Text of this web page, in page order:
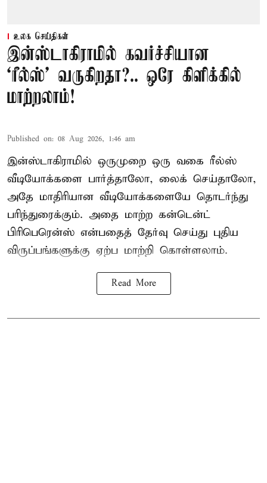
உலக செய்திகள்
இன்ஸ்டாகிராமில் கவர்ச்சியான
‘ரீல்ஸ்’ வருகிறதா?.. ஒரே கிளிக்கில்
மாற்றலாம்!
Published on: 08 Aug 2026, 1:46 am
இன்ஸ்டாகிராமில் ஒருமுறை ஒரு வகை ரீல்ஸ்
வீடியோக்களை பார்த்தாலோ, லைக் செய்தாலோ,
அதே மாதிரியான வீடியோக்களையே தொடர்ந்து
பரிந்துரைக்கும். அதை மாற்ற கன்டென்ட்
பிரிபெரென்ஸ் என்பதைத் தேர்வு செய்து புதிய
விருப்பங்களுக்கு ஏற்ப மாற்றி கொள்ளலாம்.
Read More